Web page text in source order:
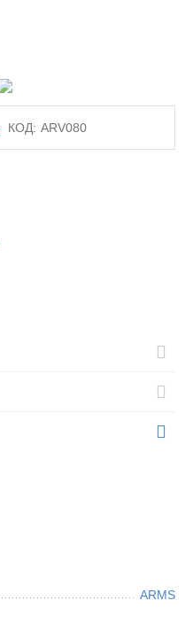
КОД: ARV080
ARMS